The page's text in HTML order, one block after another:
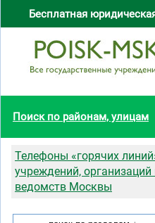
Бесплатная
Поиск по районам, улицам
Телефоны «горячих
учреждений, организаций
ведомств Москвы